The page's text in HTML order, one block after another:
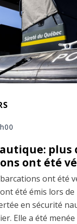
plus
ont été
ont été
été émis lors de
en sécurité
Elle a été